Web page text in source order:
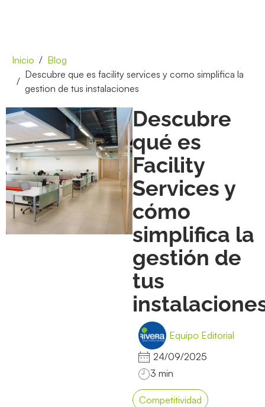
Inicio
Blog
Descubre que es facility services y como simplifica la
gestion de tus instalaciones
Descubre
qué es
Facility
Services y
cómo
simplifica la
gestión de
tus
Equipo Editorial
24/09/2025
Competitividad